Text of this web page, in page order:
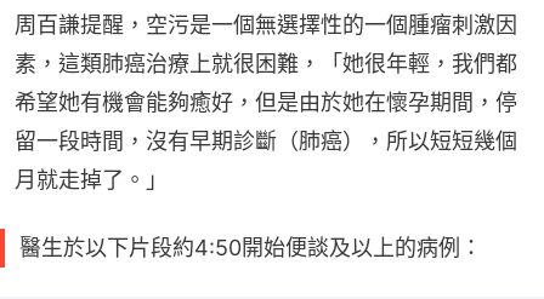
周百謙提醒，空污是一個無選擇性的一個腫瘤刺激因
素，這類肺癌治療上就很困難，「她很年輕，我們都
希望她有機會能夠癒好，但是由於她在懷孕期間，停
留一段時間，沒有早期診斷（肺癌），所以短短幾個
月就走掉了。」
醫生於以下片段約4:50開始便談及以上的病例：